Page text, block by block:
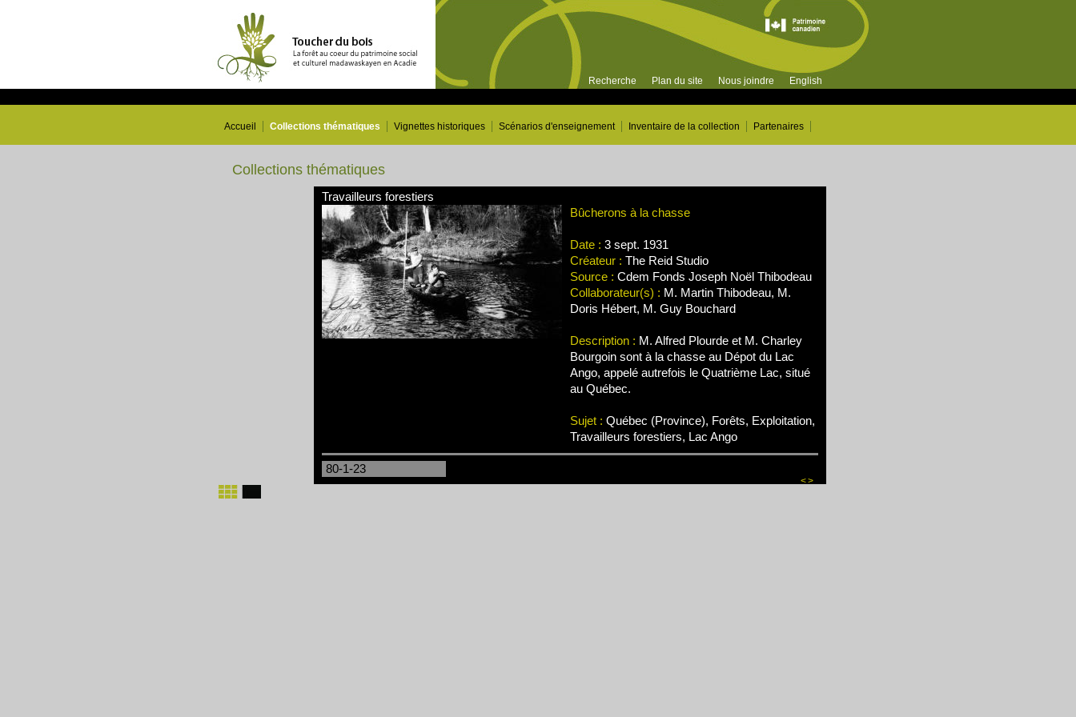
Recherche Plan du site Nous joindre English
Accueil Collections thématiques Vignettes historiques Scénarios d'enseignement Inventaire de la collection Partenaires
Collections thématiques
Travailleurs forestiers
Bûcherons à la chasse
Date : 3 sept. 1931
Créateur : The Reid Studio
Source : Cdem Fonds Joseph Noël Thibodeau
Collaborateur(s) : M. Martin Thibodeau, M.
Doris Hébert, M. Guy Bouchard
Description : M. Alfred Plourde et M. Charley
Bourgoin sont à la chasse au Dépot du Lac
Ango, appelé autrefois le Quatrième Lac, situé
au Québec.
Sujet : Québec (Province), Forêts, Exploitation,
Travailleurs forestiers, Lac Ango
80-1-23
<>